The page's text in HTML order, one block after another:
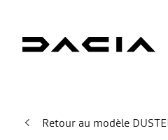
Retour au modèle